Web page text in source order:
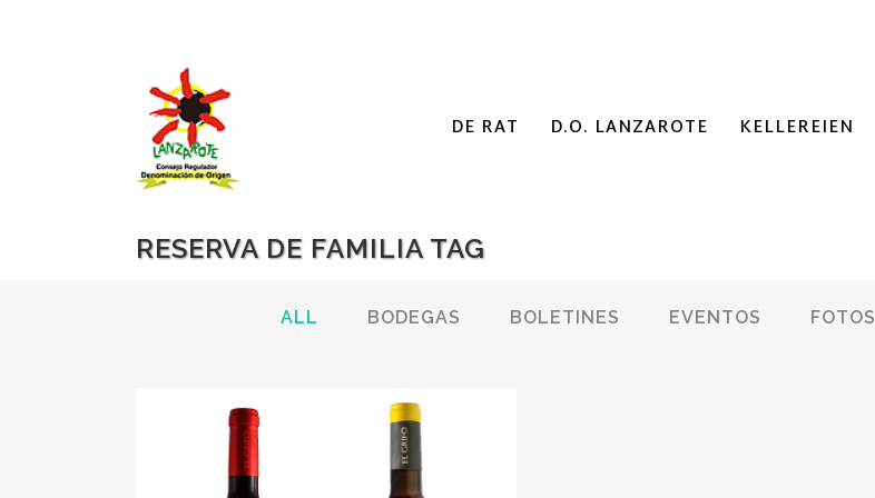
DE RAT D.O. LANZAROTE KELLEREIEN
RESERVA DE FAMILIA TAG
ALL BODEGAS BOLETINES EVENTOS FOTOS